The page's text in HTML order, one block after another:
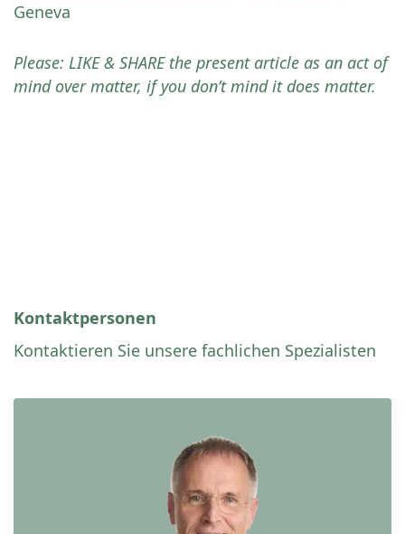
Geneva
Please: LIKE & SHARE the present article as an act of
mind over matter, if you don’t mind it does matter.
Kontaktpersonen
Kontaktieren Sie unsere fachlichen Spezialisten